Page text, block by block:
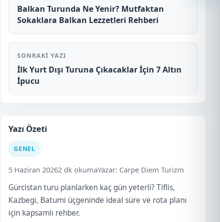
Balkan Turunda Ne Yenir? Mutfaktan
Sokaklara Balkan Lezzetleri Rehberi
SONRAKI YAZI
İlk Yurt Dışı Turuna Çıkacaklar İçin 7 Altın
İpucu
Yazı Özeti
GENEL
5 Haziran 20262 dk okumaYazar: Carpe Diem Turizm
Gürcistan turu planlarken kaç gün yeterli? Tiflis,
Kazbegi, Batumi üçgeninde ideal süre ve rota planı
için kapsamlı rehber.